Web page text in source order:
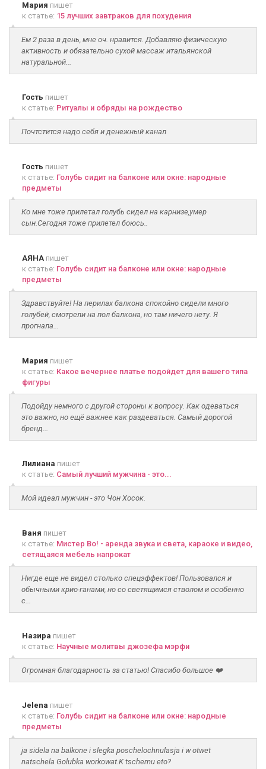
Мария пишет
к статье: 15 лучших завтраков для похудения
Ем 2 раза в день, мне оч. нравится. Добавляю физическую
активность и обязательно сухой массаж итальянской
натуральной...
Гость пишет
к статье: Ритуалы и обряды на рождество
Почтстится надо себя и денежный канал
Гость пишет
к статье: Голубь сидит на балконе или окне: народные
предметы
Ко мне тоже прилетал голубь сидел на карнизе,умер
сын.Сегодня тоже прилетел боюсь..
АЯНА пишет
к статье: Голубь сидит на балконе или окне: народные
предметы
Здравствуйте! На перилах балкона спокойно сидели много
голубей, смотрели на пол балкона, но там ничего нету. Я
прогнала...
Мария пишет
к статье: Какое вечернее платье подойдет для вашего типа
фигуры
Подойду немного с другой стороны к вопросу. Как одеваться
это важно, но ещё важнее как раздеваться. Самый дорогой
бренд...
Лилиана пишет
к статье: Самый лучший мужчина - это...
Мой идеал мужчин - это Чон Хосок.
Ваня пишет
к статье: Мистер Во! - аренда звука и света, караоке и видео,
сетящаяся мебель напрокат
Нигде еще не видел столько спецэффектов! Пользовался и
обычными крио-ганами, но со светящимся стволом и особенно
с...
Назира пишет
к статье: Научные молитвы джозефа мэрфи
Огромная благодарность за статью! Спасибо большое ❤️
Jelena пишет
к статье: Голубь сидит на балконе или окне: народные
предметы
ja sidela na balkone i slegka poschelochnulasja i w otwet
natschela Golubka workowat.K tschemu eto?